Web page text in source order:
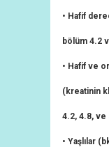
• Hafif
bölüm 4.2
• Hafif ve
(kreatinin
4.2, 4.8, ve
• Yaşlılar